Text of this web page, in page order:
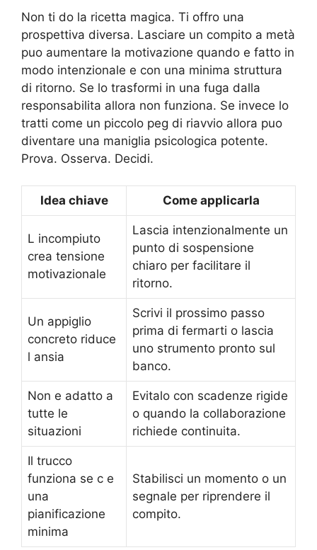
Non ti do la ricetta magica. Ti offro una
prospettiva diversa. Lasciare un compito a metà
puo aumentare la motivazione quando e fatto in
modo intenzionale e con una minima struttura
di ritorno. Se lo trasformi in una fuga dalla
responsabilita allora non funziona. Se invece lo
tratti come un piccolo peg di riavvio allora puo
diventare una maniglia psicologica potente.
Prova. Osserva. Decidi.
Idea chiave Come applicarla
L incompiuto
crea tensione
motivazionale
Lascia intenzionalmente un
punto di sospensione
chiaro per facilitare il
ritorno.
Un appiglio
concreto riduce
l ansia
Scrivi il prossimo passo
prima di fermarti o lascia
uno strumento pronto sul
banco.
Non e adatto a
tutte le
situazioni
Evitalo con scadenze rigide
o quando la collaborazione
richiede continuita.
Il trucco
funziona se c e
una
pianificazione
minima
Stabilisci un momento o un
segnale per riprendere il
compito.